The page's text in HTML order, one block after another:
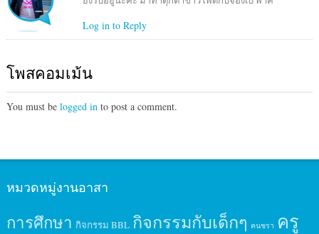
Log in to Reply
โพสคอมเม้น
You must be logged into post a comment.
หมวดหมู่งานอาสา
การศึกษา กิจกรรม BBL กิจกรรมกับเด็กๆ คนชรา ครู